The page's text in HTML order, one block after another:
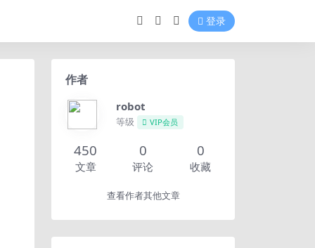
登录
作者
robot
等级 VIP会员
450
文章
0
评论
0
收藏
查看作者其他文章